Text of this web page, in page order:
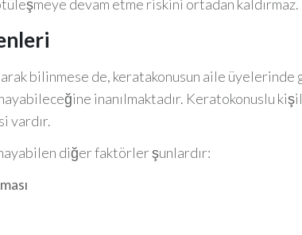
devam etme riskini ortadan kaldırmaz.
bilinmese de, keratakonusun aile
inanılmaktadır. Keratokonuslu
vardır.
diğer faktörler şunlardır: